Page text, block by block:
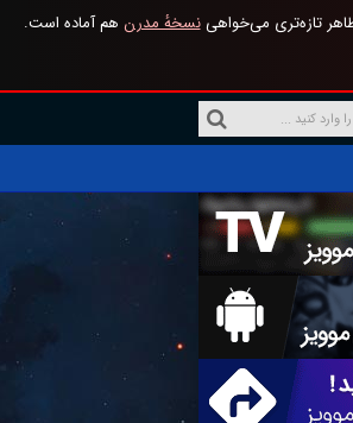
تازه‌تری می‌خواهینسخهٔ مدرن هم آماده است.